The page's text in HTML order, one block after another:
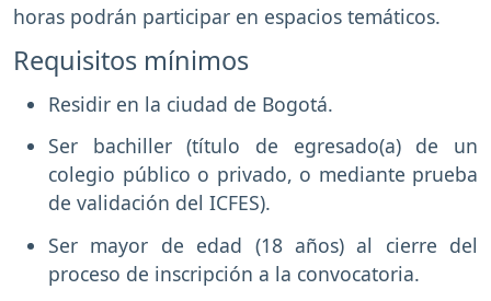
horas podrán participar en espacios temáticos.
Requisitos mínimos
Residir en la ciudad de Bogotá.
Ser bachiller (título de egresado(a) de un
colegio público o privado, o mediante prueba
de validación del ICFES).
Ser mayor de edad (18 años) al cierre del
proceso de inscripción a la convocatoria.